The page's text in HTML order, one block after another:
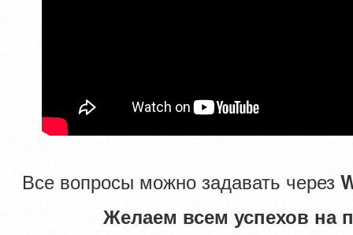
Все вопросы можно задавать через
Желаем всем успехов на